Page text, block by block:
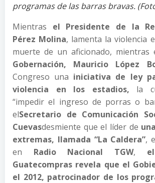
programas de las barras bravas.
Mientras el Presidente de la
Pérez Molina, lamenta la violencia
muerte de un aficionado, mientras
Gobernación, Mauricio López
Congreso una iniciativa de ley
violencia en los estadios, la
“impedir el ingreso de porras o
elSecretario de Comunicación
Cuevasdesmiente que el líder de
extremas, llamada “La Caldera”,
en Radio Nacional TGW,
Guatecompras revela que el
el 2012, patrocinador de los